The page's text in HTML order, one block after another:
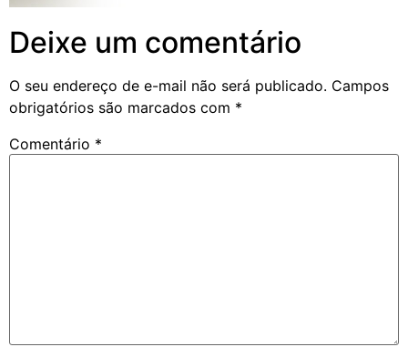
Deixe um comentário
O seu endereço de e-mail não será publicado. Campos
obrigatórios são marcados com *
Comentário *